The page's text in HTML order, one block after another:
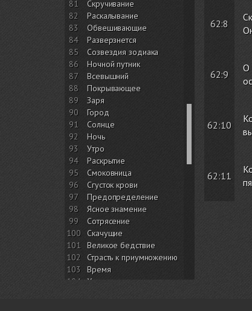
81
Скручивание
82
Раскалывание
83
Обвешивающие
84
Разверзнется
85
Созвездия зодиака
86
Ночной путник
87
Всевышний
88
Покрывающее
89
Заря
90
Город
91
Солнце
92
Ночь
93
Утро
94
Раскрытие
95
Смоковница
96
Сгусток крови
97
Предопределение
98
Ясное знамение
99
Сотрясение
100 Скачущие
101
Великое бедствие
102
Страсть к приумножению
103
Время
104
Хулитель
62:8
62:9
О
62:10
62:11